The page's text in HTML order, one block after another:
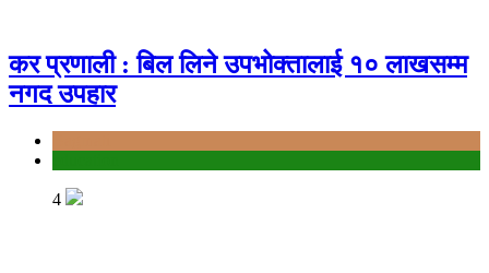
कर प्रणाली : बिल लिने उपभोक्तालाई १० लाखसम्म
नगद उपहार
4